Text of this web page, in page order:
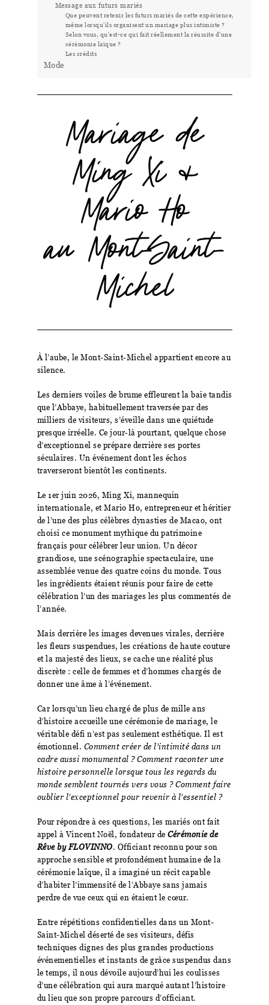
Message aux futurs mariés
Que peuvent retenir les futurs mariés de cette expérience,
même lorsqu'ils organisent un mariage plus intimiste ?
Selon vous, qu'est-ce qui fait réellement la réussite d'une
cérémonie laïque ?
Les crédits
Mode
Mariage de
Ming Xi &
Mario Ho
au Mont-Saint-
Michel
À l’aube, le Mont-Saint-Michel appartient encore au
silence.
Les derniers voiles de brume effleurent la baie tandis
que l’Abbaye, habituellement traversée par des
milliers de visiteurs, s’éveille dans une quiétude
presque irréelle. Ce jour-là pourtant, quelque chose
d’exceptionnel se prépare derrière ses portes
séculaires. Un événement dont les échos
traverseront bientôt les continents.
Le 1er juin 2026, Ming Xi, mannequin
internationale, et Mario Ho, entrepreneur et héritier
de l’une des plus célèbres dynasties de Macao, ont
choisi ce monument mythique du patrimoine
français pour célébrer leur union. Un décor
grandiose, une scénographie spectaculaire, une
assemblée venue des quatre coins du monde. Tous
les ingrédients étaient réunis pour faire de cette
célébration l’un des mariages les plus commentés de
l’année.
Mais derrière les images devenues virales, derrière
les fleurs suspendues, les créations de haute couture
et la majesté des lieux, se cache une réalité plus
discrète : celle de femmes et d’hommes chargés de
donner une âme à l’événement.
Car lorsqu’un lieu chargé de plus de mille ans
d’histoire accueille une cérémonie de mariage, le
véritable défi n’est pas seulement esthétique. Il est
émotionnel. Comment créer de l’intimité dans un
cadre aussi monumental ? Comment raconter une
histoire personnelle lorsque tous les regards du
monde semblent tournés vers vous ? Comment faire
oublier l’exceptionnel pour revenir à l’essentiel ?
Pour répondre à ces questions, les mariés ont fait
appel à Vincent Noël, fondateur de Cérémonie de
Rêve by FLOVINNO. Officiant reconnu pour son
approche sensible et profondément humaine de la
cérémonie laïque, il a imaginé un récit capable
d’habiter l’immensité de l’Abbaye sans jamais
perdre de vue ceux qui en étaient le cœur.
Entre répétitions confidentielles dans un Mont-
Saint-Michel déserté de ses visiteurs, défis
techniques dignes des plus grandes productions
événementielles et instants de grâce suspendus dans
le temps, il nous dévoile aujourd’hui les coulisses
d’une célébration qui aura marqué autant l’histoire
du lieu que son propre parcours d’officiant.